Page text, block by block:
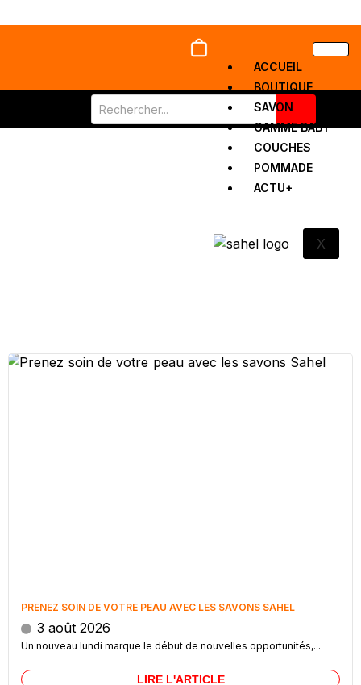
ACCUEIL
BOUTIQUE
SAVON
GAMME BABY
COUCHES
POMMADE
ACTU+
X
PRENEZ SOIN DE VOTRE PEAU AVEC LES SAVONS SAHEL
3 août 2026
Un nouveau lundi marque le début de nouvelles opportunités,...
LIRE L'ARTICLE